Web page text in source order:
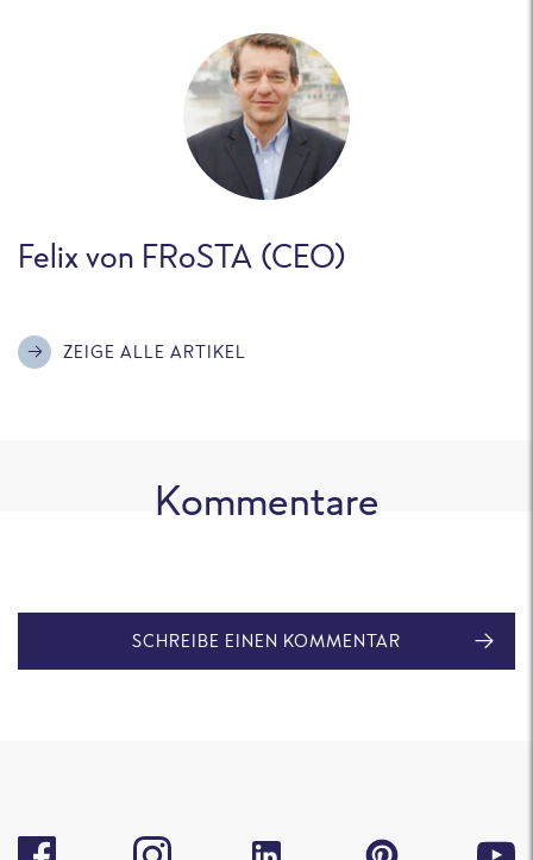
Felix von FRoSTA (CEO)
ZEIGE ALLE ARTIKEL
Kommentare
SCHREIBE EINEN KOMMENTAR